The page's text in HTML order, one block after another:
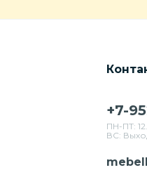
+7-
ПН-ПТ:
ВС: